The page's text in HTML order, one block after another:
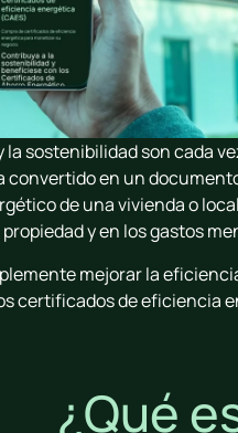
la sostenibilidad son cada
convertido en un
de una vivienda o
y en los gastos
mejorar la
certificados de eficiencia
¿Qué